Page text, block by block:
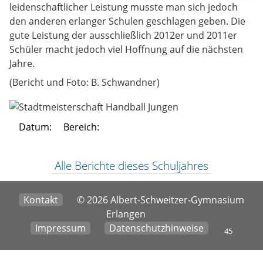
leidenschaftlicher Leistung musste man sich jedoch
den anderen erlanger Schulen geschlagen geben. Die
gute Leistung der ausschließlich 2012er und 2011er
Schüler macht jedoch viel Hoffnung auf die nächsten
Jahre.
(Bericht und Foto: B. Schwandner)
Datum: Bereich:
Alle Berichte dieses Schuljahres
Kontakt
© 2026 Albert-Schweitzer-Gymnasium
Erlangen
Impressum
Datenschutzhinweise 45